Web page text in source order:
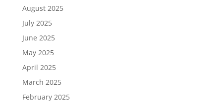
August 2025
July 2025
June 2025
May 2025
April 2025
March 2025
February 2025